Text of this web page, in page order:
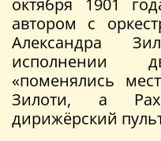
автором с
Александра
исполнении
«поменялись
Зилоти, а
дирижёрский